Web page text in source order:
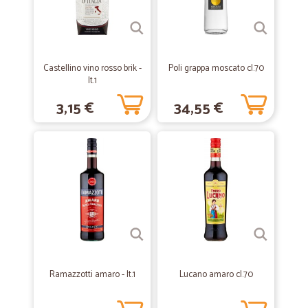
Ottimobservizio, veloce e puntuale. Sicuramente rifarò acquisti a
Mirosa G.
Molto molto bene !!!
Molto molto bene !!!
Incredibilmente veloci!
Incredibilmente veloci!
08/05/2021
—Fausta S.
Sono rimasta soddisfatta del servizio. L'unico neo è il non poter
Castellino vino rosso brik -
lt.1
3,15 €
Poli grappa moscato cl.70
34,55 €
Ramazzotti amaro - lt.1 Lucano amaro cl.70